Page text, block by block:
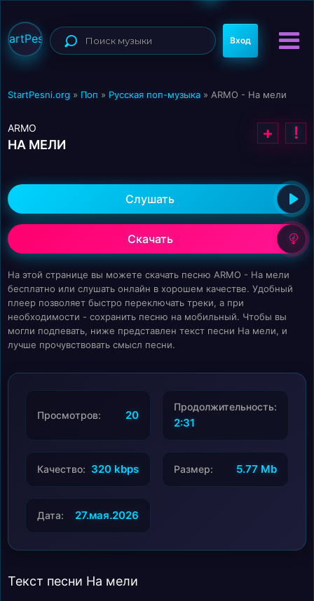
Вход
StartPesni.org » Поп » Русская поп-музыка » ARMO - На мели
ARMO
НА МЕЛИ
+ !
Слушать
Скачать
На этой странице вы можете скачать песню ARMO - На мели
бесплатно или слушать онлайн в хорошем качестве. Удобный
плеер позволяет быстро переключать треки, а при
необходимости - сохранить песню на мобильный. Чтобы вы
могли подпевать, ниже представлен текст песни На мели, и
лучше прочувствовать смысл песни.
Просмотров: 20
Продолжительность:
2:31
Качество: 320 kbps Размер: 5.77 Mb
Дата: 27.мая.2026
Текст песни На мели